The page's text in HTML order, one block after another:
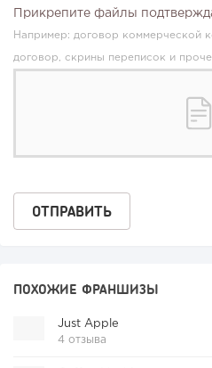
Прикрепите файлы
Например: договор коммерческой
договор, скрины переписок и
ПОХОЖИЕ ФРАНШИЗЫ
Just Apple
4 отзыва